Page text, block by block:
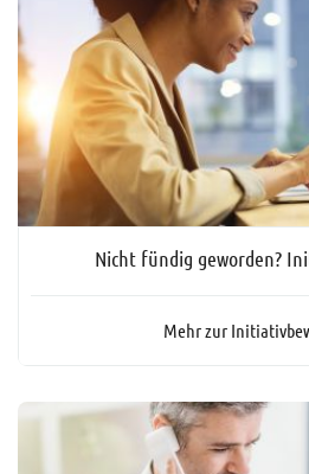
Nicht fündig geworden?
Mehr zur